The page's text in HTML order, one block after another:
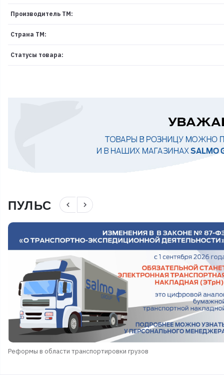
Производитель ТМ:
Страна ТМ:
Статусы товара:
ПУЛЬС navigate_before navigate_next
Реформы в области транспортировки грузов